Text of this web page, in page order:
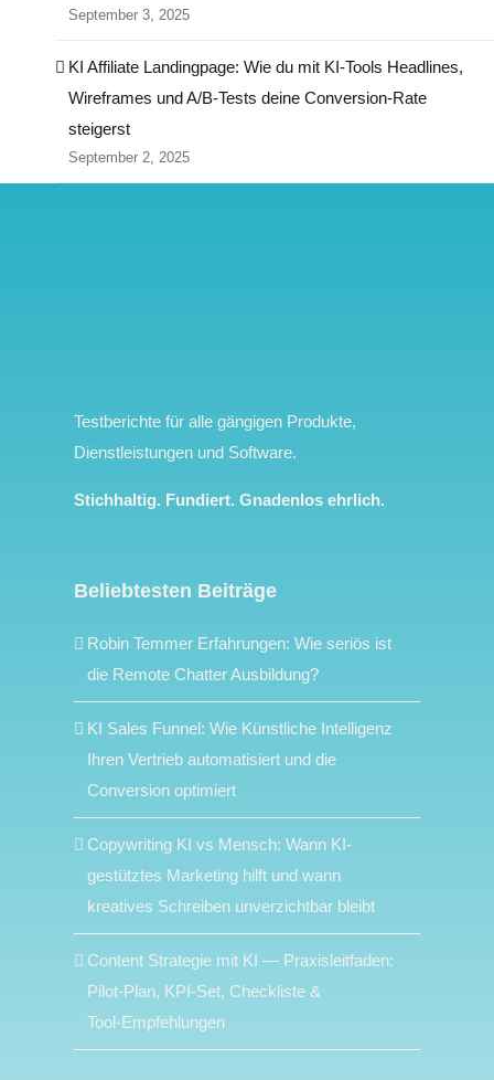
September 3, 2025
KI Affiliate Landingpage: Wie du mit KI-Tools Headlines,
Wireframes und A/B-Tests deine Conversion-Rate
steigerst
September 2, 2025
Testberichte für alle gängigen Produkte,
Dienstleistungen und Software.
Stichhaltig. Fundiert. Gnadenlos ehrlich.
Beliebtesten Beiträge
Robin Temmer Erfahrungen: Wie seriös ist
die Remote Chatter Ausbildung?
KI Sales Funnel: Wie Künstliche Intelligenz
Ihren Vertrieb automatisiert und die
Conversion optimiert
Copywriting KI vs Mensch: Wann KI-
gestütztes Marketing hilft und wann
kreatives Schreiben unverzichtbar bleibt
Content Strategie mit KI — Praxisleitfaden:
Pilot‑Plan, KPI‑Set, Checkliste &
Tool‑Empfehlungen